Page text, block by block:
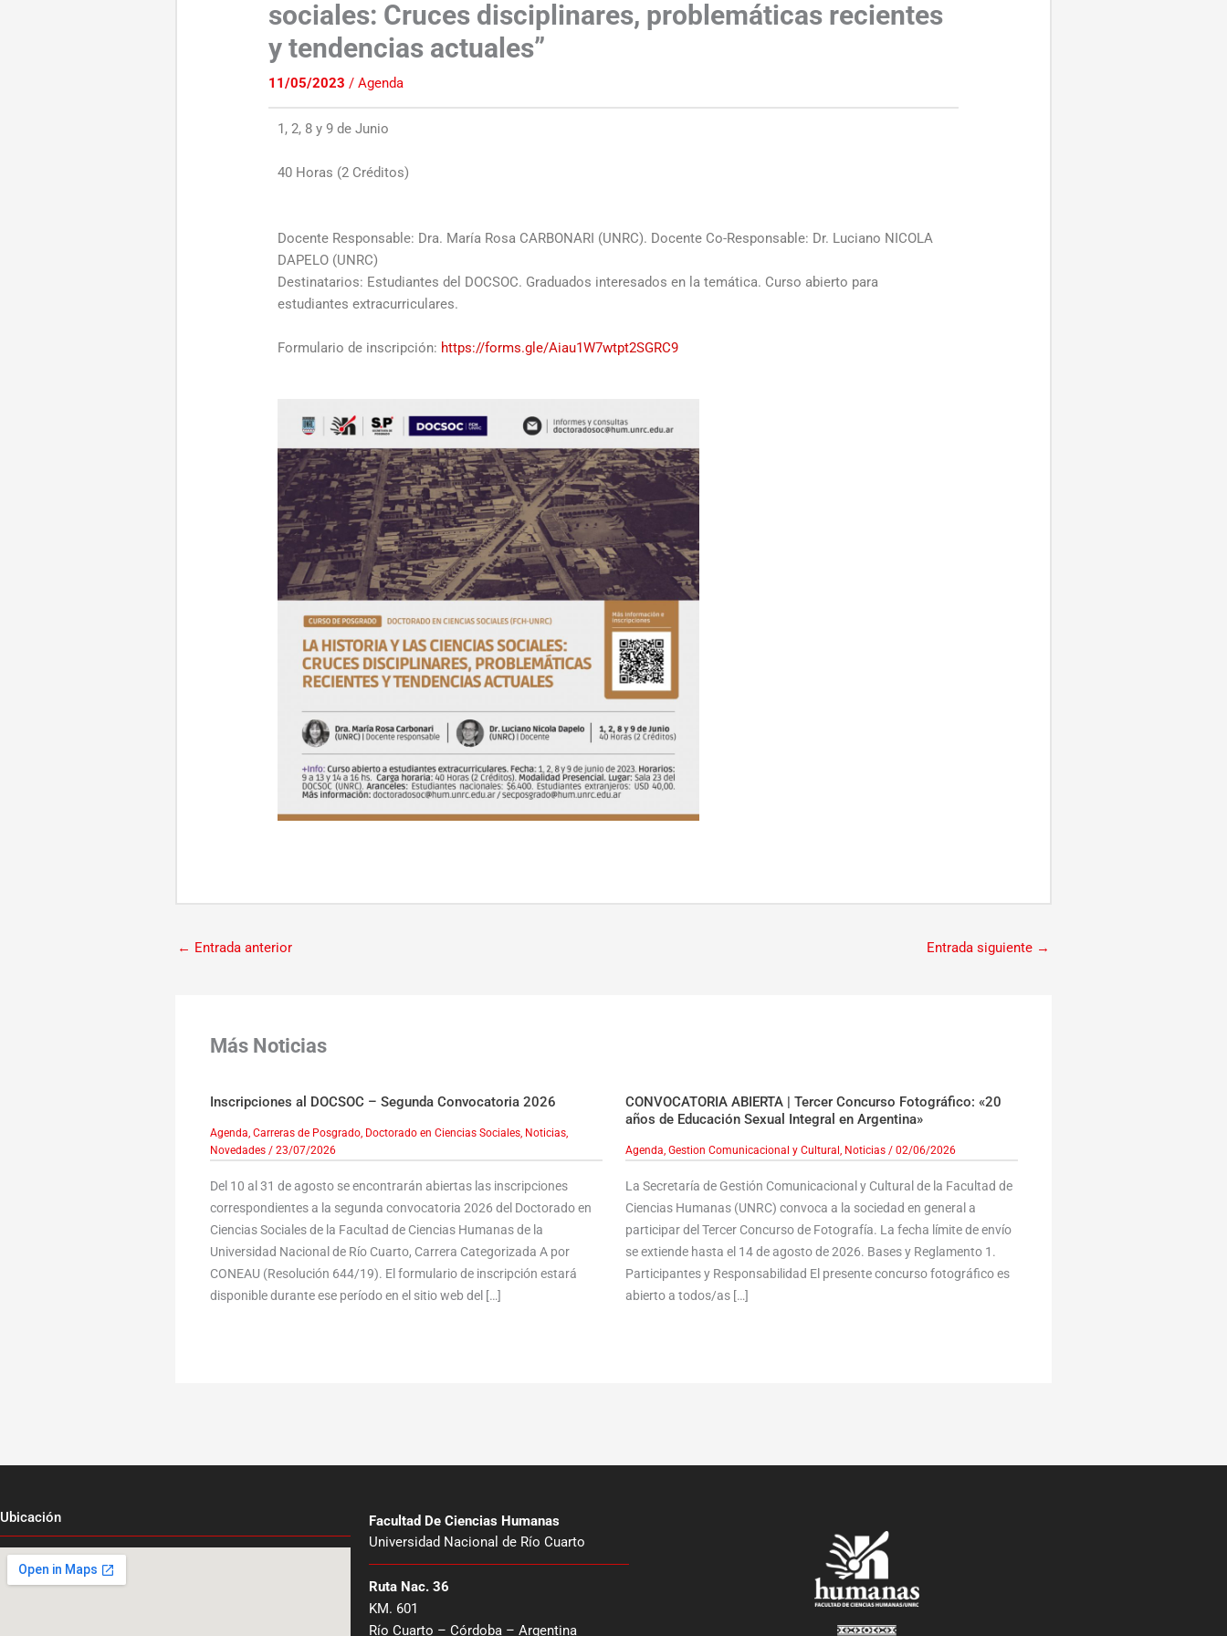
sociales: Cruces disciplinares, problemáticas recientes
y tendencias actuales”
11/05/2023/Agenda
1, 2, 8 y 9 de Junio
40 Horas (2 Créditos)
Docente Responsable: Dra. María Rosa CARBONARI (UNRC). Docente Co-Responsable: Dr. Luciano NICOLA
DAPELO (UNRC)
Destinatarios: Estudiantes del DOCSOC. Graduados interesados en la temática. Curso abierto para
estudiantes extracurriculares.
Formulario de inscripción: https://forms.gle/Aiau1W7wtpt2SGRC9
← Entrada anterior Entrada siguiente →
Más Noticias
Inscripciones al DOCSOC – Segunda Convocatoria 2026
Agenda, Carreras de Posgrado, Doctorado en Ciencias Sociales, Noticias,
Novedades/ 23/07/2026
Del 10 al 31 de agosto se encontrarán abiertas las inscripciones
correspondientes a la segunda convocatoria 2026 del Doctorado en
Ciencias Sociales de la Facultad de Ciencias Humanas de la
Universidad Nacional de Río Cuarto, Carrera Categorizada A por
CONEAU (Resolución 644/19). El formulario de inscripción estará
disponible durante ese período en el sitio web del […]
CONVOCATORIA ABIERTA | Tercer Concurso Fotográfico: «20
años de Educación Sexual Integral en Argentina»
Agenda, Gestion Comunicacional y Cultural , Noticias/ 02/06/2026
La Secretaría de Gestión Comunicacional y Cultural de la Facultad de
Ciencias Humanas (UNRC) convoca a la sociedad en general a
participar del Tercer Concurso de Fotografía. La fecha límite de envío
se extiende hasta el 14 de agosto de 2026. Bases y Reglamento 1.
Participantes y Responsabilidad El presente concurso fotográfico es
abierto a todos/as […]
Ubicación
Facultad De Ciencias Humanas
Universidad Nacional de Río Cuarto
Ruta Nac. 36
KM. 601
Río Cuarto – Córdoba – Argentina